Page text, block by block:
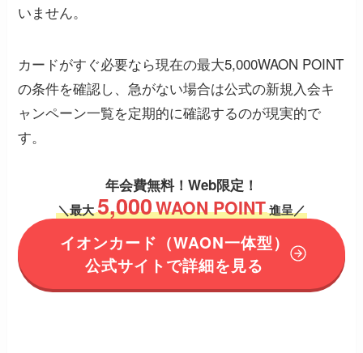
いません。
カードがすぐ必要なら現在の最大5,000WAON POINT
の条件を確認し、急がない場合は公式の新規入会キ
ャンペーン一覧を定期的に確認するのが現実的で
す。
年会費無料！ Web限定！
＼最大5,000WAON POINT進呈／
イオンカード （WAON一体型）
公式サイトで詳細を見る